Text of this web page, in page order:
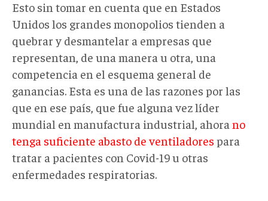
Esto sin tomar en cuenta que en Estados
Unidos los grandes monopolios tienden a
quebrar y desmantelar a empresas que
representan, de una manera u otra, una
competencia en el esquema general de
ganancias. Esta es una de las razones por las
que en ese país, que fue alguna vez líder
mundial en manufactura industrial, ahora no
tenga suficiente abasto de ventiladores para
tratar a pacientes con Covid-19 u otras
enfermedades respiratorias.